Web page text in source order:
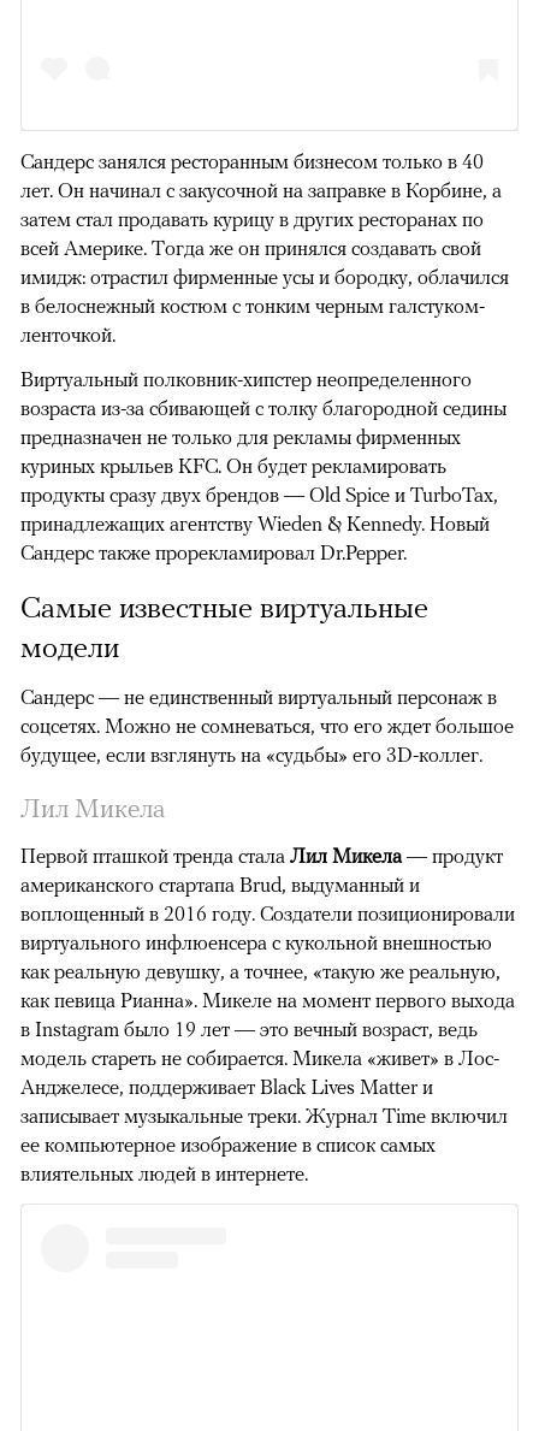
Сандерс занялся ресторанным бизнесом только в 40
лет. Он начинал с закусочной на заправке в Корбине, а
затем стал продавать курицу в других ресторанах по
всей Америке. Тогда же он принялся создавать свой
имидж: отрастил фирменные усы и бородку, облачился
в белоснежный костюм с тонким черным галстуком-
ленточкой.
Виртуальный полковник-хипстер неопределенного
возраста из-за сбивающей с толку благородной седины
предназначен не только для рекламы фирменных
куриных крыльев KFC. Он будет рекламировать
продукты сразу двух брендов — Old Spice и TurboTax,
принадлежащих агентству Wieden & Kennedy. Новый
Сандерс также прорекламировал Dr.Pepper.
Самые известные виртуальные
модели
Сандерс — не единственный виртуальный персонаж в
соцсетях. Можно не сомневаться, что его ждет большое
будущее, если взглянуть на «судьбы» его 3D-коллег.
Лил Микела
Первой пташкой тренда стала Лил Микела— продукт
американского стартапа Brud, выдуманный и
воплощенный в 2016 году. Создатели позиционировали
виртуального инфлюенсера с кукольной внешностью
как реальную девушку, а точнее, «такую же реальную,
как певица Рианна». Микеле на момент первого выхода
в Instagram было 19 лет — это вечный возраст, ведь
модель стареть не собирается. Микела «живет» в Лос-
Анджелесе, поддерживает Black Lives Matter и
записывает музыкальные треки. Журнал Time включил
ее компьютерное изображение в список самых
влиятельных людей в интернете.